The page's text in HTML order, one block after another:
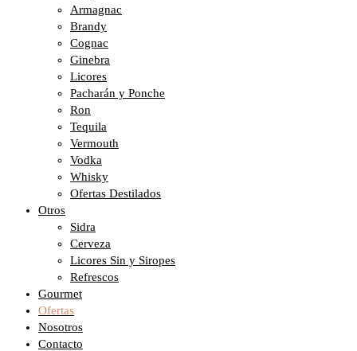
Armagnac
Brandy
Cognac
Ginebra
Licores
Pacharán y Ponche
Ron
Tequila
Vermouth
Vodka
Whisky
Ofertas Destilados
Otros
Sidra
Cerveza
Licores Sin y Siropes
Refrescos
Gourmet
Ofertas
Nosotros
Contacto